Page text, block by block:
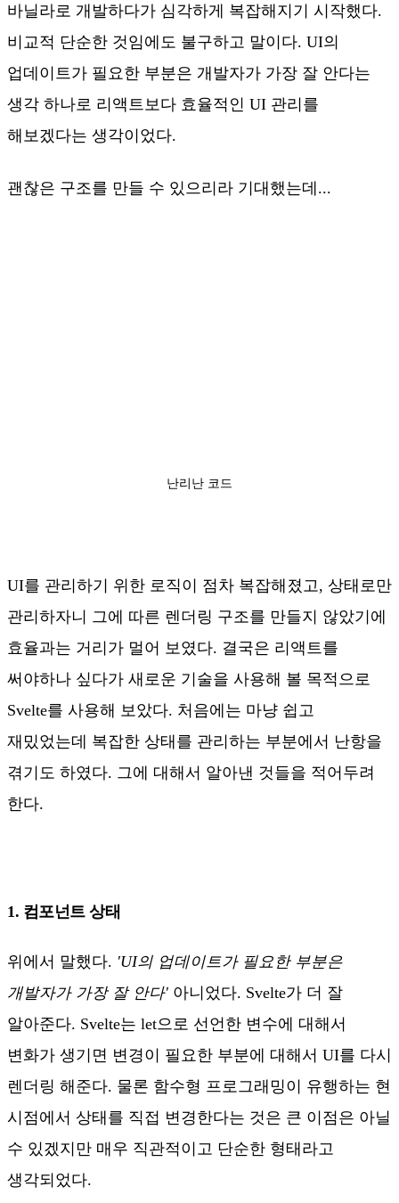
바닐라로 개발하다가 심각하게 복잡해지기 시작했다.
비교적 단순한 것임에도 불구하고 말이다. UI의
업데이트가 필요한 부분은 개발자가 가장 잘 안다는
생각 하나로 리액트보다 효율적인 UI 관리를
해보겠다는 생각이었다.
괜찮은 구조를 만들 수 있으리라 기대했는데...
난리난 코드
UI를 관리하기 위한 로직이 점차 복잡해졌고, 상태로만
관리하자니 그에 따른 렌더링 구조를 만들지 않았기에
효율과는 거리가 멀어 보였다. 결국은 리액트를
써야하나 싶다가 새로운 기술을 사용해 볼 목적으로
Svelte를 사용해 보았다. 처음에는 마냥 쉽고
재밌었는데 복잡한 상태를 관리하는 부분에서 난항을
겪기도 하였다. 그에 대해서 알아낸 것들을 적어두려
한다.
1. 컴포넌트 상태
위에서 말했다. 'UI의 업데이트가 필요한 부분은
개발자가 가장 잘 안다' 아니었다. Svelte가 더 잘
알아준다. Svelte는 let으로 선언한 변수에 대해서
변화가 생기면 변경이 필요한 부분에 대해서 UI를 다시
렌더링 해준다. 물론 함수형 프로그래밍이 유행하는 현
시점에서 상태를 직접 변경한다는 것은 큰 이점은 아닐
수 있겠지만 매우 직관적이고 단순한 형태라고
생각되었다.